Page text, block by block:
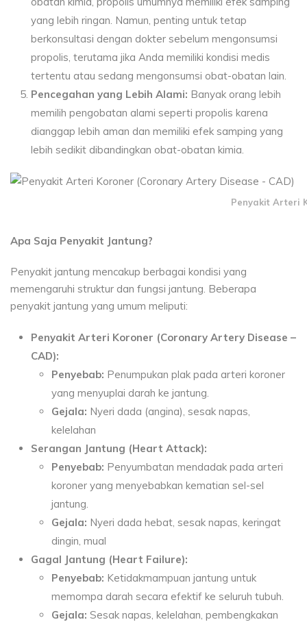
yang lebih ringan. Namun, penting untuk tetap
berkonsultasi dengan dokter sebelum mengonsumsi
propolis, terutama jika Anda memiliki kondisi medis
tertentu atau sedang mengonsumsi obat-obatan lain.
Pencegahan yang Lebih Alami: Banyak orang lebih
memilih pengobatan alami seperti propolis karena
dianggap lebih aman dan memiliki efek samping yang
lebih sedikit dibandingkan obat-obatan kimia.
Penyakit Arteri
Apa Saja Penyakit Jantung?
Penyakit jantung mencakup berbagai kondisi yang
memengaruhi struktur dan fungsi jantung. Beberapa
penyakit jantung yang umum meliputi:
Penyakit Arteri Koroner (Coronary Artery Disease –
CAD):
Penyebab: Penumpukan plak pada arteri koroner
yang menyuplai darah ke jantung.
Gejala: Nyeri dada (angina), sesak napas,
kelelahan
Serangan Jantung (Heart Attack):
Penyebab: Penyumbatan mendadak pada arteri
koroner yang menyebabkan kematian sel-sel
jantung.
Gejala: Nyeri dada hebat, sesak napas, keringat
dingin, mual
Gagal Jantung (Heart Failure):
Penyebab: Ketidakmampuan jantung untuk
memompa darah secara efektif ke seluruh tubuh.
Gejala: Sesak napas, kelelahan, pembengkakan